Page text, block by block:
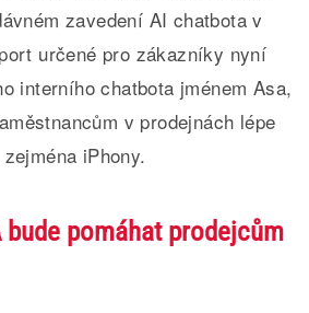
zavedení AI chatbota v
určené pro zákazníky nyní
interního chatbota jménem Asa,
v prodejnách lépe
iPhony.
bude pomáhat prodejcům